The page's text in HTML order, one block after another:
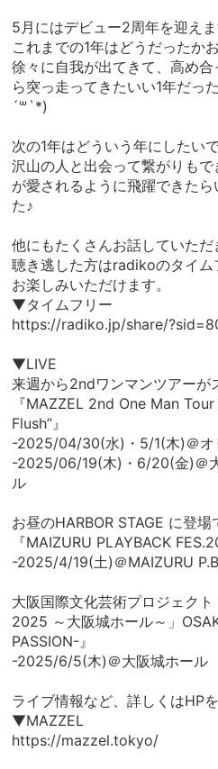
5月にはデビュー2周年を迎えま
これまでの1年はどうだったか
徐々に自我が出てきて、高め
ら突っ走ってきたいい1年だっ
´꒳`*)
次の1年はどういう年にしたい
沢山の人と出会って繋がりも
が愛されるように飛躍できた
た♪
他にもたくさんお話していただ
聴き逃した方はradikoのタイム
お楽しみいただけます。
▼タイムフリー
https://radiko.jp/share/
▼LIVE
来週から2ndワンマンツアーが
『MAZZEL 2nd One Man
Flush”』
-2025/04/30(水)・5/1(木)＠オ
-2025/06/19(木)・6/20(金)＠
ル
お昼のHARBOR STAGE に登場
『MAIZURU PLAYBACK
-2025/4/19(土)＠MAIZURU
大阪国際文化芸術プロジェク
2025 ～大阪城ホール～」
PASSION-』
-2025/6/5(木)＠大阪城ホール
ライブ情報など、詳しくはHP
▼MAZZEL
https://mazzel.tokyo/